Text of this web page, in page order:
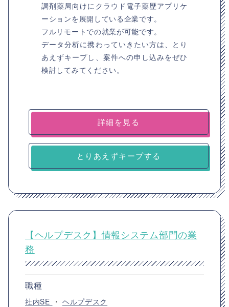
調剤薬局向けにクラウド電子薬歴アプリケ
ーションを展開している企業です。
フルリモートでの就業が可能です。
データ分析に携わっていきたい方は、とり
あえずキープし、案件への申し込みをぜひ
検討してみてください。
詳細を見る
とりあえずキープする
【ヘルプデスク】情報システム部門の業
務
職種
社内SE ・ ヘルプデスク